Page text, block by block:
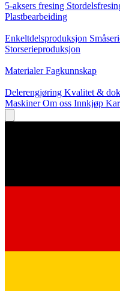
5-aksers fresing
Plastbearbeiding
Enkeltdelsproduksjon
Storserieproduksjon
MaterialerFagkunnskap
Delerengjøring Kvalitet &
MaskinerOm oss Innkjøp